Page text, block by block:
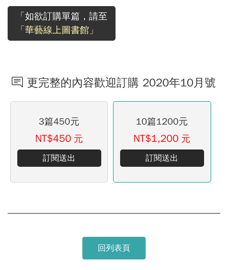
「如欲訂購單篇，請至
「華藝線上圖書館」
更完整的內容歡迎訂購 2020年10月號
3篇450元
NT$450 元
訂閱送出
10篇1200元
NT$1,200 元
訂閱送出
回列表頁